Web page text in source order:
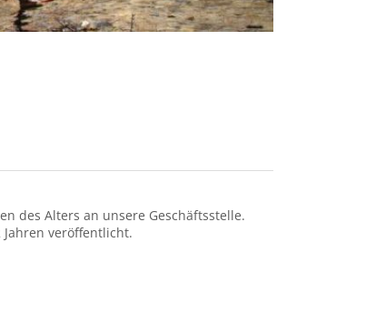
des Alters an unsere Geschäftsstelle.
veröffentlicht.